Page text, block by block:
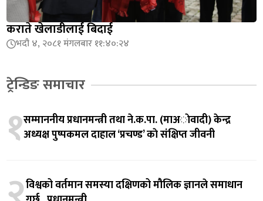
कराते खेलाडीलाई बिदाई
भदौ ४, २०८१ मंगलबार ११:४०:२४
ट्रेन्डिङ समाचार
१सम्माननीय प्रधानमन्त्री तथा ने.क.पा. (माअाेवादी) केन्द्र
अध्यक्ष पुष्पकमल दाहाल ‘प्रचण्ड’ काे संक्षिप्त जीवनी
विश्वको वर्तमान समस्या दक्षिणको मौलिक ज्ञानले समाधान